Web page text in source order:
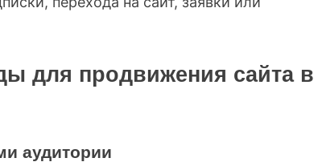
для продвижения сайта в
аудитории